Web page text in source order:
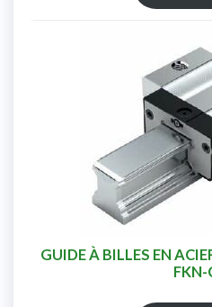
GUIDE À BILLES EN